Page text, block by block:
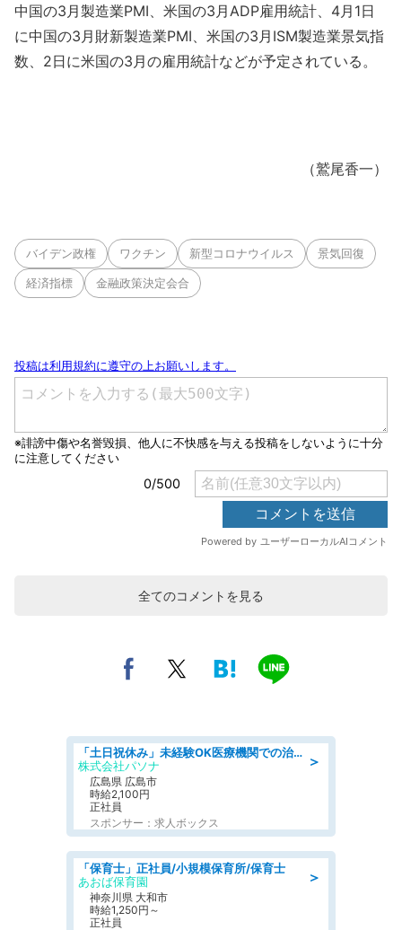
中国の3月製造業PMI、米国の3月ADP雇用統計、4月1日
に中国の3月財新製造業PMI、米国の3月ISM製造業景気指
数、2日に米国の3月の雇用統計などが予定されている。
（鷲尾香一）
バイデン政権 ワクチン 新型コロナウイルス 景気回復
経済指標 金融政策決定会合
全てのコメントを見る
＞
「土日祝休み」未経験OK医療機関での治験コーディネーターのお仕事
株式会社パソナ
広島県 広島市
時給2,100円
正社員
スポンサー：求人ボックス
＞
「保育士」正社員/小規模保育所/保育士
あおば保育園
神奈川県 大和市
時給1,250円～
正社員